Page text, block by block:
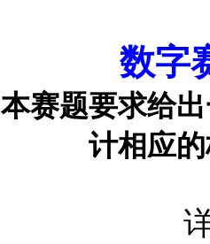
数字
本赛题要求给
计相应